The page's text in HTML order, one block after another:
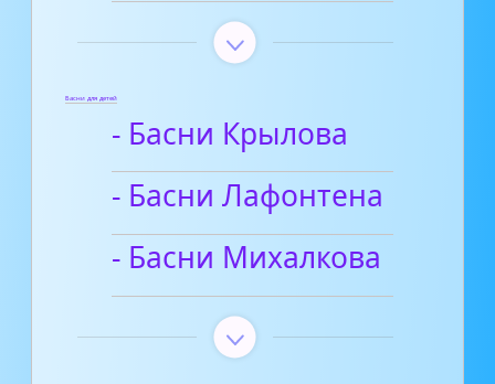
Басни для детей
- Басни Крылова
- Басни Лафонтена
- Басни Михалкова